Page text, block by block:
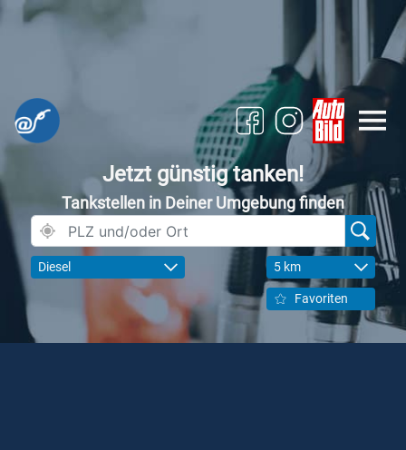
Jetzt günstig tanken!
Tankstellen in Deiner Umgebung finden
Diesel 5 km
Favoriten